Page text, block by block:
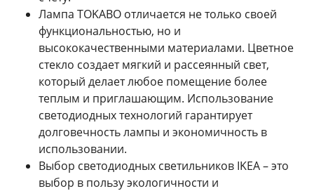
Лампа TOKABO отличается не только своей
функциональностью, но и
высококачественными материалами. Цветное
стекло создает мягкий и рассеянный свет,
который делает любое помещение более
теплым и приглашающим. Использование
светодиодных технологий гарантирует
долговечность лампы и экономичность в
использовании.
Выбор светодиодных светильников IKEA – это
выбор в пользу экологичности и